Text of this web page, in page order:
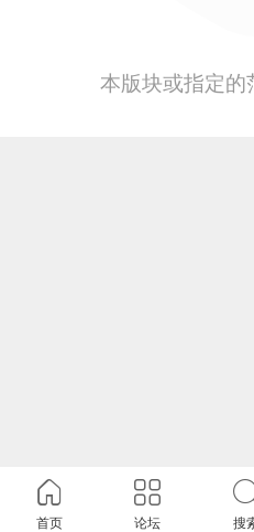
本版块或指定的
首页 论坛 搜